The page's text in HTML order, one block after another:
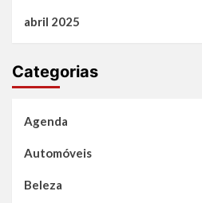
abril 2025
Categorias
Agenda
Automóveis
Beleza